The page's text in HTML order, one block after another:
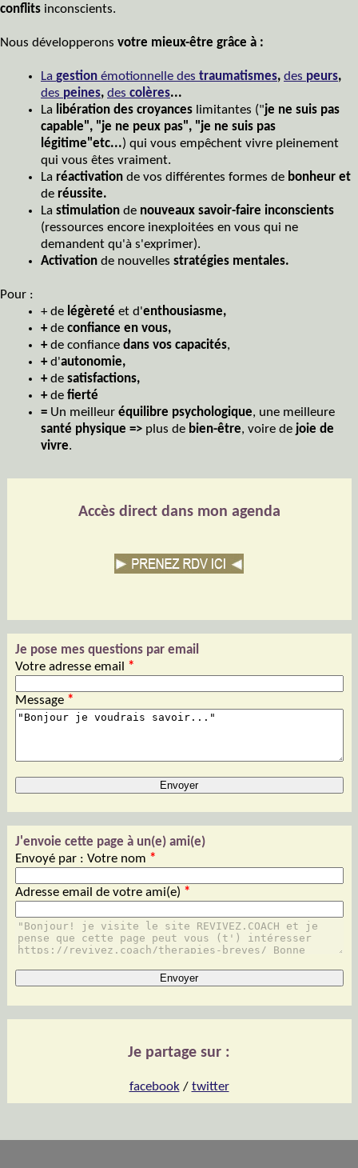
conflits inconscients.
Nous développerons votre mieux-être grâce à :
La gestion émotionnelle des traumatismes, des peurs,
des peines, des colères...
La libération des croyances limitantes ("je ne suis pas
capable", "je ne peux pas", "je ne suis pas
légitime"etc...) qui vous empêchent vivre pleinement
qui vous êtes vraiment.
La réactivation de vos différentes formes de bonheur et
de réussite.
La stimulation de nouveaux savoir-faire inconscients
(ressources encore inexploitées en vous qui ne
demandent qu'à s'exprimer).
Activation de nouvelles stratégies mentales.
Pour :
+ de légèreté et d'enthousiasme,
+de confiance en vous,
+de confiance dans vos capacités,
+d'autonomie,
+de satisfactions,
+de fierté
= Un meilleur équilibre psychologique, une meilleure
santé physique => plus de bien-être, voire de joie de
vivre.
Accès direct dans mon agenda
Je pose mes questions par email
Votre adresse email *
Message *
J'envoie cette page à un(e) ami(e)
Envoyé par : Votre nom *
Adresse email de votre ami(e) *
Je partage sur :
facebook/ twitter